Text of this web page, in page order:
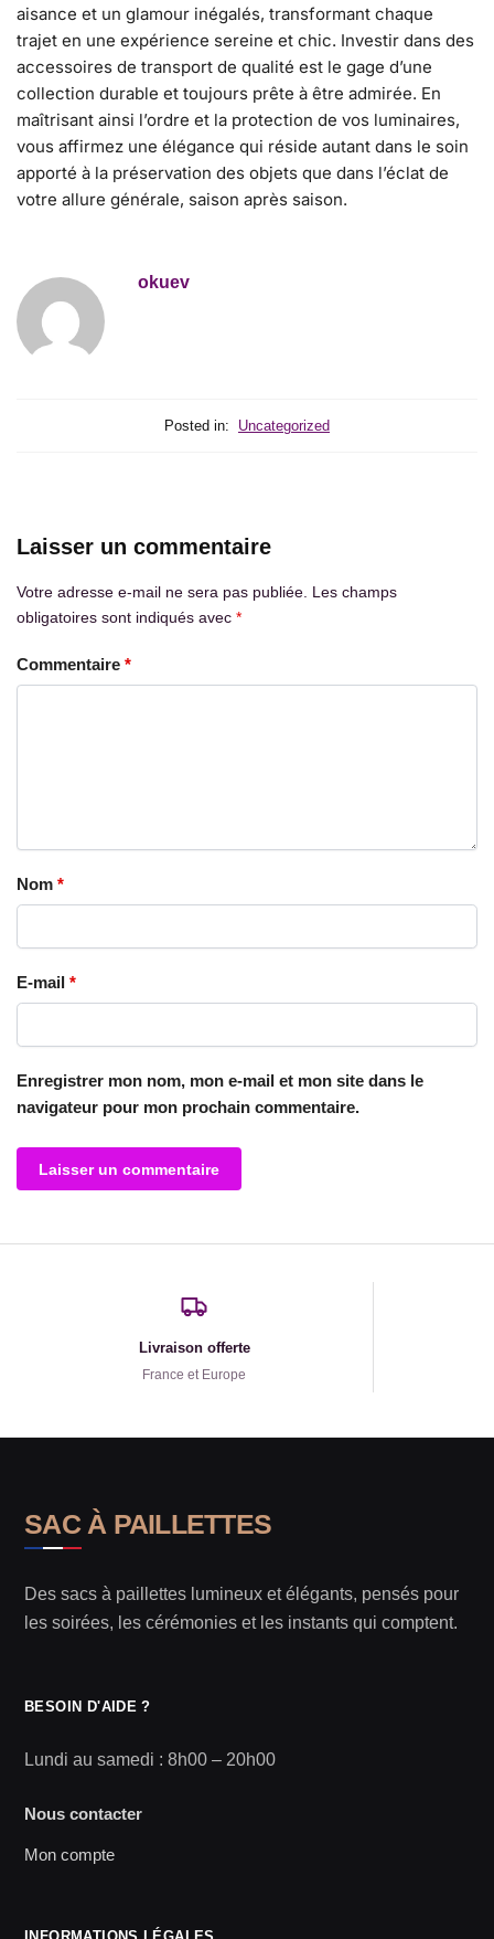
aisance et un glamour inégalés, transformant chaque
trajet en une expérience sereine et chic. Investir dans des
accessoires de transport de qualité est le gage d’une
collection durable et toujours prête à être admirée. En
maîtrisant ainsi l’ordre et la protection de vos luminaires,
vous affirmez une élégance qui réside autant dans le soin
apporté à la préservation des objets que dans l’éclat de
votre allure générale, saison après saison.
okuev
Posted in: Uncategorized
Laisser un commentaire
Votre adresse e-mail ne sera pas publiée. Les champs
obligatoires sont indiqués avec *
Commentaire *
Nom *
E-mail *
Enregistrer mon nom, mon e-mail et mon site dans le
navigateur pour mon prochain commentaire.
Livraison offerte
France et Europe
SAC À PAILLETTES
Des sacs à paillettes lumineux et élégants, pensés pour
les soirées, les cérémonies et les instants qui comptent.
BESOIN D'AIDE ?
Lundi au samedi : 8h00 – 20h00
Nous contacter
Mon compte